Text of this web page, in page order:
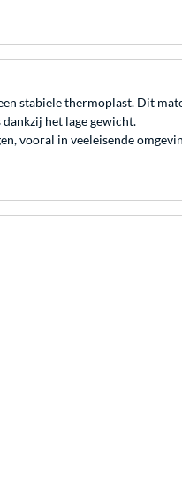
stabiele thermoplast. Dit
het lage gewicht.
vooral in veeleisende